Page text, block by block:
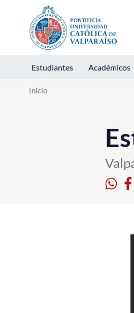
Click acá para ir directamente al
Estudiantes Académicos
Inicio